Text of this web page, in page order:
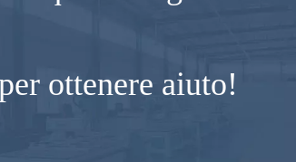
ottenere aiuto!